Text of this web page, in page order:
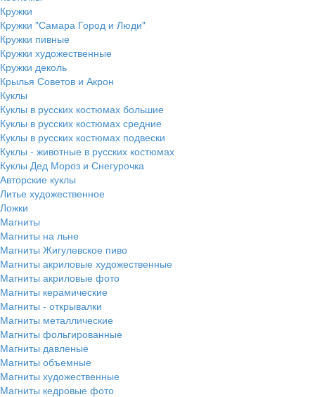
Кружки
Кружки "Самара Город и Люди"
Кружки пивные
Кружки художественные
Кружки деколь
Крылья Советов и Акрон
Куклы
Куклы в русских костюмах большие
Куклы в русских костюмах средние
Куклы в русских костюмах подвески
Куклы - животные в русских костюмах
Куклы Дед Мороз и Снегурочка
Авторские куклы
Литье художественное
Ложки
Магниты
Магниты на льне
Магниты Жигулевское пиво
Магниты акриловые художественные
Магниты акриловые фото
Магниты керамические
Магниты - открывалки
Магниты металлические
Магниты фольгированные
Магниты давленые
Магниты объемные
Магниты художественные
Магниты кедровые фото